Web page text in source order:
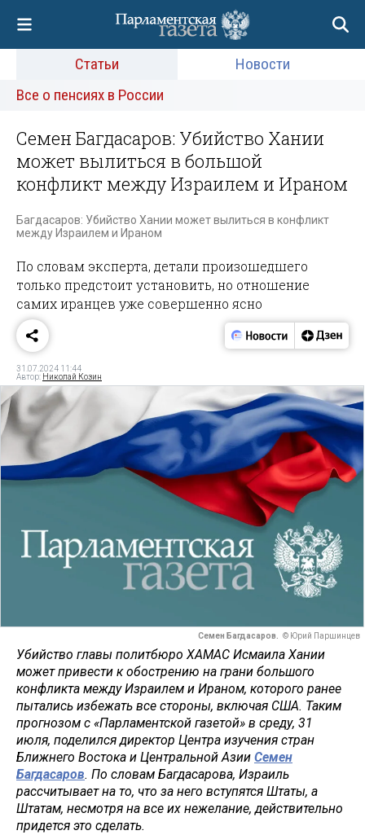
Статьи
Новости
Все о пенсиях в России
Семен Багдасаров: Убийство Хании
может вылиться в большой
конфликт между Израилем и Ираном
Багдасаров: Убийство Хании может вылиться в конфликт
между Израилем и Ираном
По словам эксперта, детали произошедшего
только предстоит установить, но отношение
самих иранцев уже совершенно ясно
31.07.2024 11:44
Автор: Николай Козин
Семен Багдасаров. © Юрий Паршинцев
Убийство главы политбюро ХАМАС Исмаила Хании
может привести к обострению на грани большого
конфликта между Израилем и Ираном, которого ранее
пытались избежать все стороны, включая США. Таким
прогнозом с «Парламентской газетой» в среду, 31
июля, поделился директор Центра изучения стран
Ближнего Востока и Центральной Азии Семен
Багдасаров. По словам Багдасарова, Израиль
рассчитывает на то, что за него вступятся Штаты, а
Штатам, несмотря на все их нежелание, действительно
придется это сделать.